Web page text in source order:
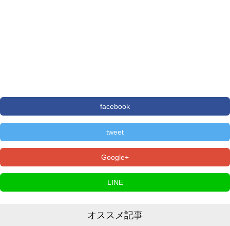
facebook
tweet
Google+
LINE
オススメ記事